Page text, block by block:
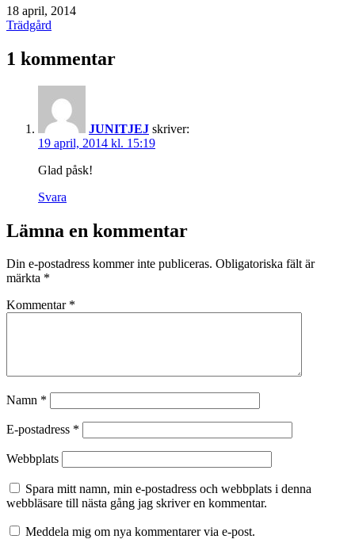
Publicerat
den
18 april, 2014
Kategoriserat
Trädgård
1 kommentar
JUNITJEJ skriver:
19 april, 2014 kl. 15:19
Glad påsk!
Svara
Lämna en kommentar
Din e-postadress kommer inte publiceras. Obligatoriska fält är
märkta *
Kommentar *
Namn *
E-postadress *
Webbplats
Spara mitt namn, min e-postadress och webbplats i denna
webbläsare till nästa gång jag skriver en kommentar.
Meddela mig om nya kommentarer via e-post.